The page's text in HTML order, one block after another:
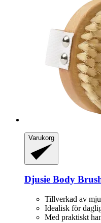
Varukorg
Djusie Body
Tillverkad av
Idealisk för
Med praktiskt